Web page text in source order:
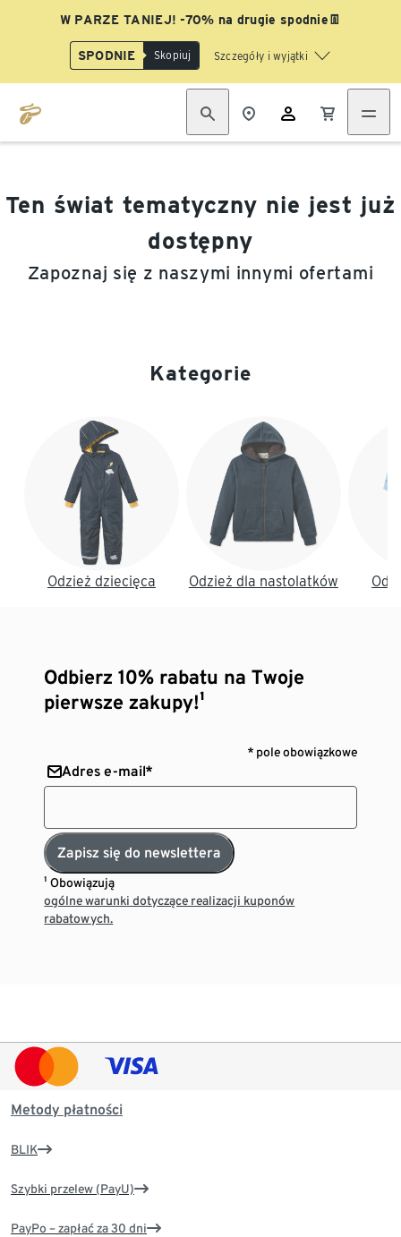
W PARZE TANIEJ! -70% na drugie spodnie👖
SPODNIE Skopiuj Szczegóły i wyjątki
Ten świat tematyczny nie jest już
dostępny
Zapoznaj się z naszymi innymi ofertami
Kategorie
Odzież dziecięca Odzież dla nastolatków
Odbierz 10% rabatu na Twoje
pierwsze zakupy!¹
* pole obowiązkowe
Adres e-mail*
Zapisz się do newslettera
¹ Obowiązują
ogólne warunki dotyczące realizacji kuponów
rabatowych.
Metody płatności
BLIK
Szybki przelew (PayU)
PayPo – zapłać za 30 dni